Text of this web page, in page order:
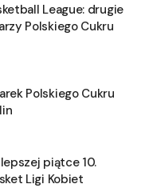
League: drugie
Polskiego Cukru
Polskiego Cukru
piątce 10.
Ligi Kobiet